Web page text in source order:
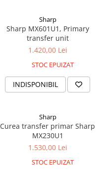
Sharp
Sharp MX601U1, Primary
transfer unit
1.420,00 Lei
STOC EPUIZAT
INDISPONIBIL
Sharp
Curea transfer primar Sharp
MX230U1
1.530,00 Lei
STOC EPUIZAT